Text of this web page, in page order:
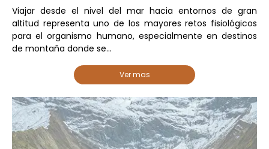
Viajar desde el nivel del mar hacia entornos de gran
altitud representa uno de los mayores retos fisiológicos
para el organismo humano, especialmente en destinos
de montaña donde se...
Ver mas